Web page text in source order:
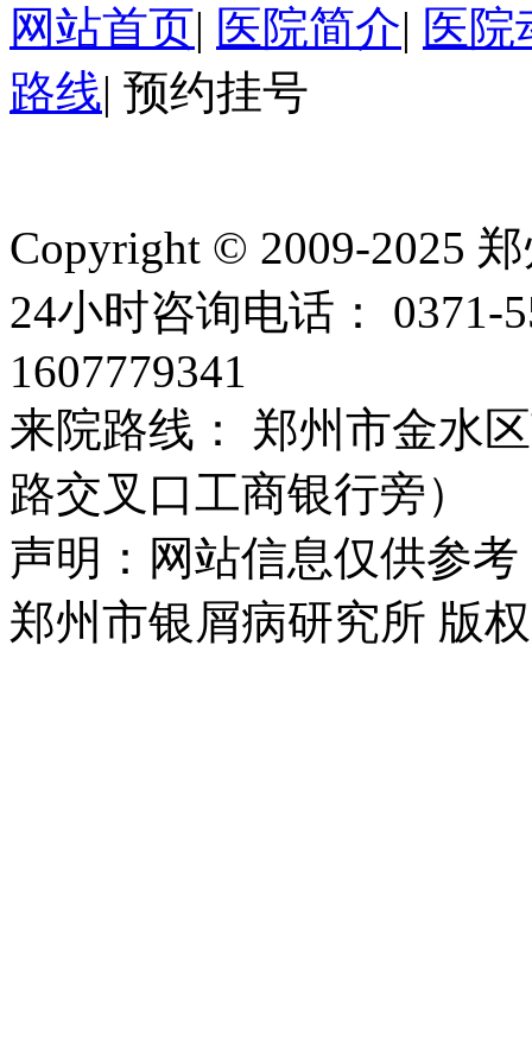
网站首页| 医院简介| 医院
路线| 预约挂号
Copyright © 2009-2025
24小时咨询电话：
1607779341
来院路线： 郑州市金水
路交叉口工商银行旁）
声明：网站信息仅供参
郑州市银屑病研究所 版